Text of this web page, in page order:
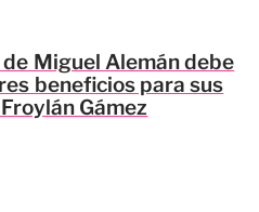
Miguel Alemán debe
beneficios para sus
Gámez